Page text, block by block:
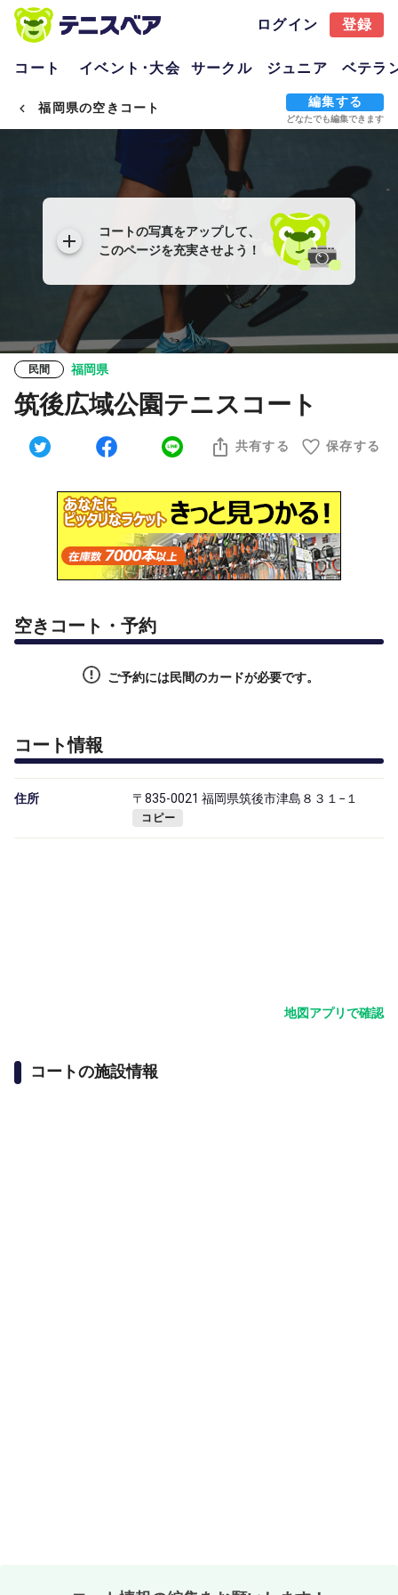
ログイン 登録
コート イベント･大会 サークル ジュニア ベテラ
福岡県の空きコート 編集する
どなたでも編集できます
コートの写真をアップして、
このページを充実させよう！
民間 福岡県
筑後広域公園テニスコート
共有する 保存する
空きコート・予約
ご予約には民間のカードが必要です。
コート情報
住所 〒835-0021 福岡県筑後市津島８３１−１
コピー
地図アプリで確認
コートの施設情報